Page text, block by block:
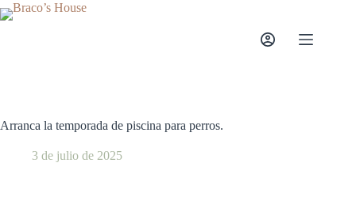
Saltar
al
Arranca la temporada de piscina para perros.
3 de julio de 2025